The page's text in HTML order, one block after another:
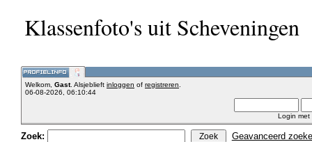
Klassenfoto's uit Scheveningen
Welkom, Gast. Alsjeblieft inloggen of registreren
06-08-2026, 06:10:44
Login met
Zoek: Geavanceerd